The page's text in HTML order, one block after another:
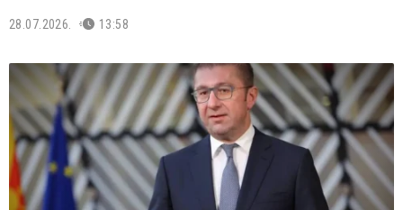
28.07.2026. 13:58